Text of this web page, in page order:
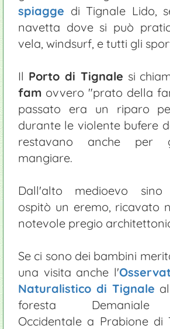
spiagge di Tignale Lido,
navetta dove si può
vela, windsurf, e tutti gli
Il Porto di Tignale si
fam ovvero "prato della
passato era un riparo
durante le violente bufere
restavano anche per
mangiare.
Dall'alto medioevo sino
ospitò un eremo, ricavato
notevole pregio
Se ci sono dei bambini
una visita anche l'
Naturalistico di Tignale
foresta Demaniale
Occidentale a Prabione di